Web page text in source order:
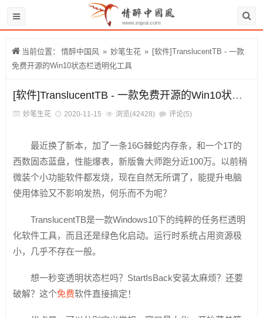
当前位置： 情醉中国风 » 妙笔生花 » [软件]TranslucentTB - 一款
免费开源的Win10状态栏透明化工具
[软件]TranslucentTB - 一款免费开源的Win10状态栏透明化工具
妙笔生花 2020-11-15 浏览(42428) 评论(5)
最近换了新本，加了一条16G棘蛇内存条，和一个1T的
西数固态蓝盘，性能爆表，新版鲁大师跑分近100万。 以前稍
微装个小功能软件都发烧，现在自然无所谓了，能提升电脑
使用体验又不影响发热，何乐而不为呢？
TranslucentTB是一款Windows10下的纯粹的任务栏透明
化软件工具，而且还是绿色化启动。运行时系统占用资源极
小，几乎不存在一般。
想一秒变透明状态栏吗？StartIsBack安装太麻烦？还要
破解？这个免费软件直接搞定！